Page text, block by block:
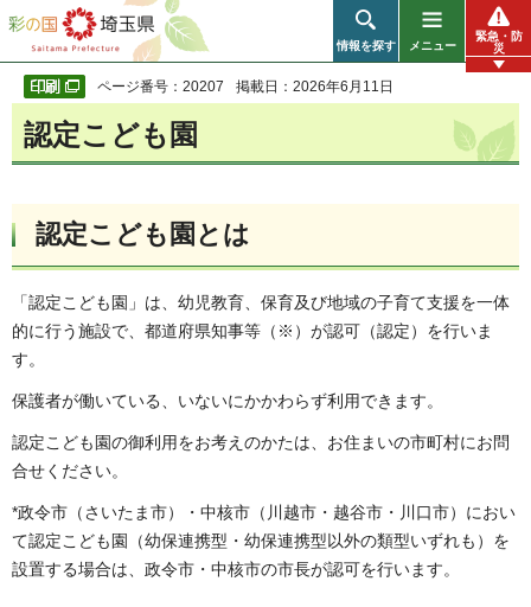
彩の国 埼玉県
情報を探す メニュー
緊急・防
災
ページ番号：20207 掲載日：2026年6月11日
認定こども園
認定こども園とは
「認定こども園」は、幼児教育、保育及び地域の子育て支援を一体
的に行う施設で、都道府県知事等（※）が認可（認定）を行いま
す。
保護者が働いている、いないにかかわらず利用できます。
認定こども園の御利用をお考えのかたは、お住まいの市町村にお問
合せください。
*政令市（さいたま市）・中核市（川越市・越谷市・川口市）におい
て認定こども園（幼保連携型・幼保連携型以外の類型いずれも）を
設置する場合は、政令市・中核市の市長が認可を行います。